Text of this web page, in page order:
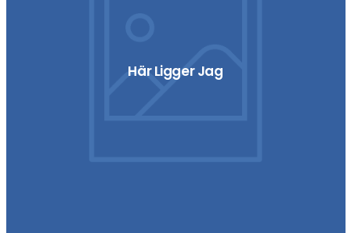
Här Ligger Jag